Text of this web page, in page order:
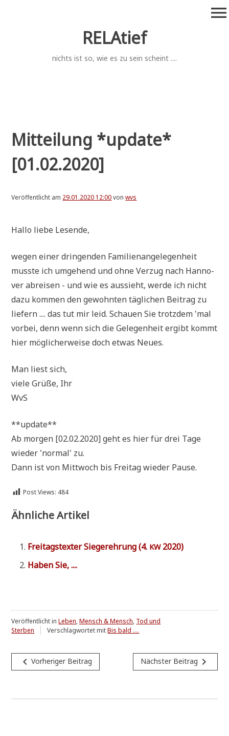
RELAtief
nichts ist so, wie es zu sein scheint ....
menu
Mitteilung *update*
[01.02.2020]
Veröffentlicht am 29.01.2020 12:00vonwvs
Hal­lo lie­be Lesende,
wegen einer drin­gen­den Fami­li­en­an­ge­le­gen­heit
muss­te ich umge­hend und ohne Ver­zug nach Han­no­
ver abrei­sen - und wie es aus­sieht, wer­de ich nicht
dazu kom­men den gewohn­ten täg­li­chen Bei­trag zu
lie­fern .... das tut mir leid. Schau­en Sie trotz­dem 'mal
vor­bei, denn wenn sich die Gele­gen­heit ergibt kommt
hier mög­li­cher­wei­se doch etwas Neues.
Man liest sich,
vie­le Grü­ße, Ihr
WvS
**update**
Ab mor­gen [02.02.2020] geht es hier für drei Tage
wie­der 'nor­mal' zu.
Dann ist von Mitt­woch bis Frei­tag wie­der Pause.
Post Views: 484
Ähnliche Artikel
Frei­tags­tex­ter Sie­ger­eh­rung (4. KW2020)
Haben Sie, ....
Veröffentlicht inLeben,Mensch & Mensch, Tod und
Sterben
Verschlagwortet mitBis bald ....
Beitragsnavigation
navigate_beforeVorheriger Beitrag Nächster Beitrag navigate_next